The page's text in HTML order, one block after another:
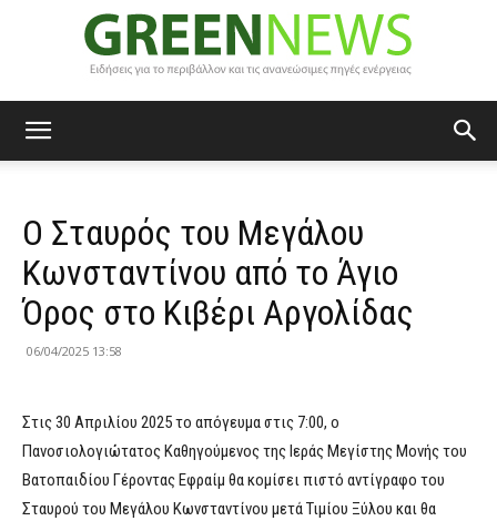
News
Ο Σταυρός του Μεγάλου
Κωνσταντίνου από το Άγιο
Όρος στο Κιβέρι Αργολίδας
06/04/2025 13:58
Στις 30 Απριλίου 2025 το απόγευμα στις 7:00, ο
Πανοσιολογιώτατος Καθηγούμενος της Ιεράς Μεγίστης Μονής του
Βατοπαιδίου Γέροντας Εφραίμ θα κομίσει πιστό αντίγραφο του
Σταυρού του Μεγάλου Κωνσταντίνου μετά Τιμίου Ξύλου και θα